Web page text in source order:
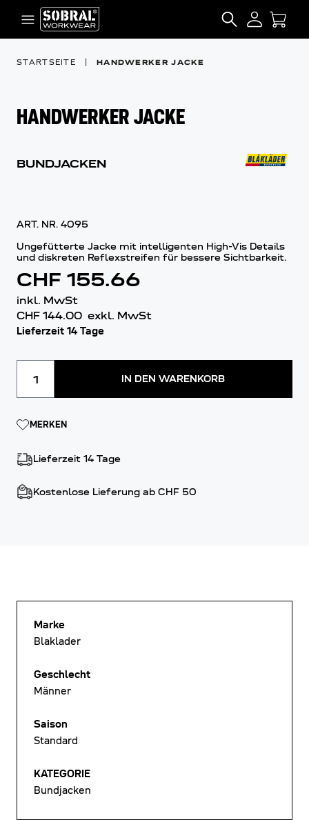
Zum Inhalt springen
SEARCH
STARTSEITE HANDWERKER JACKE
HANDWERKER JACKE
BUNDJACKEN
ART. NR. 4095
Ungefütterte Jacke mit intelligenten High-Vis Details
und diskreten Reflexstreifen für bessere Sichtbarkeit.
CHF 155.66
inkl. MwSt
CHF 144.00 exkl. MwSt
Lieferzeit 14 Tage
IN DEN WARENKORB
MERKEN
Lieferzeit 14 Tage
Kostenlose Lieferung ab CHF 50
Marke
Blaklader
Geschlecht
Männer
Saison
Standard
KATEGORIE
Bundjacken